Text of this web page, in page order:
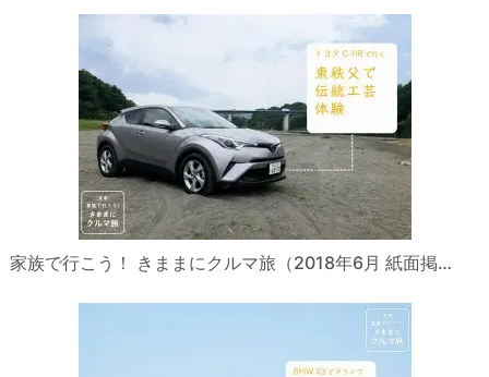
家族で行こう！ きままにクルマ旅（2018年6月 紙面掲…